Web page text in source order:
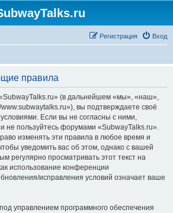
Вход
Регистрация
правила
(в дальнейшем «мы», «наш»,
вы подтверждаете своё
Если вы не согласны с ними,
не пользуйтесь форумами «SubwayTalks.ru».
изменять эти правила в любое время и
уведомить вас об этом, однако с вашей
регулярно просматривать этот текст на
использование конференции
исправления условий означает ваше
управлением программного обеспечения